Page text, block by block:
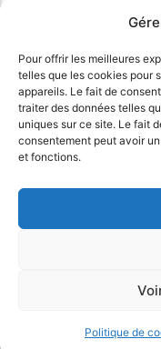
Pour offrir les meilleures
telles que les cookies pour
appareils. Le fait de
traiter des données telles
uniques sur ce site. Le fait
consentement peut avoir
et fonctions.
Politique de
Ressources
Blog
FAQ & aides
Choisir votre matériel de
Conditions Générales